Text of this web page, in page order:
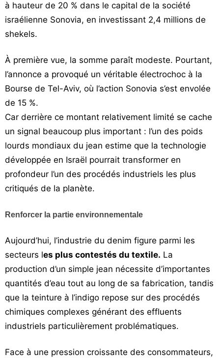
à hauteur de 20 % dans le capital de la société
israélienne Sonovia, en investissant 2,4 millions de
shekels.
À première vue, la somme paraît modeste. Pourtant,
l’annonce a provoqué un véritable électrochoc à la
Bourse de Tel-Aviv, où l’action Sonovia s’est envolée
de 15 %.
Car derrière ce montant relativement limité se cache
un signal beaucoup plus important : l’un des poids
lourds mondiaux du jean estime que la technologie
développée en Israël pourrait transformer en
profondeur l’un des procédés industriels les plus
critiqués de la planète.
Renforcer la partie environnementale
Aujourd’hui, l’industrie du denim figure parmi les
secteurs les plus contestés du textile. La
production d’un simple jean nécessite d’importantes
quantités d’eau tout au long de sa fabrication, tandis
que la teinture à l’indigo repose sur des procédés
chimiques complexes générant des effluents
industriels particulièrement problématiques.
Face à une pression croissante des consommateurs,